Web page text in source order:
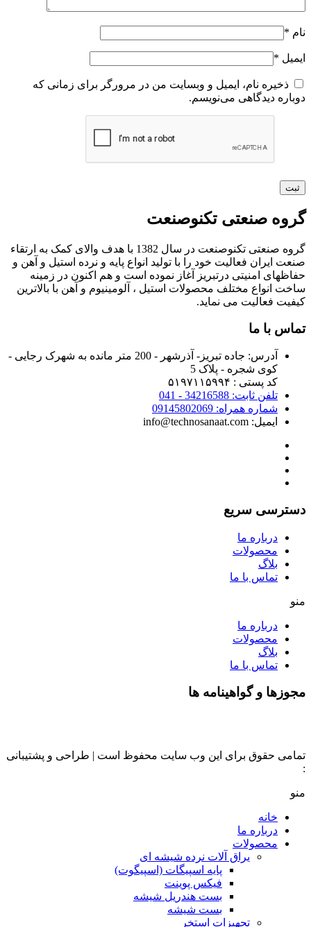
نام *
ایمیل *
ذخیره نام، ایمیل و وبسایت من در مرورگر برای زمانی که
دوباره دیدگاهی می‌نویسم.
گروه صنعتی تکنوصنعت
گروه صنعتی تکنوصنعت در سال 1382 با هدف والای کمک به ارتقاء
صنعت ایران فعالیت خود را با تولید انواع پایه و نرده استیل و آهن و
حفاظهای امنیتی درتبریز آغاز نموده است و هم اکنون در زمینه
ساخت انواع مختلف محصولات استیل ، آلومینیوم و آهن با بالاترین
کیفیت فعالیت می نماید.
تماس با ما
آدرس:
جاده تبریز- آذرشهر - 200 متر مانده به شهرک رجایی -
کوی شجره - پلاک 5
کد پستی : ۵۱۹۷۱۱۵۹۹۴
تلفن ثابت: 34216588 - 041
شماره همراه: 09145802069
ایمیل: info@technosanaat.com
دسترسی سریع
درباره ما
محصولات
بلاگ
تماس با ما
منو
درباره ما
محصولات
بلاگ
تماس با ما
مجوزها و گواهینامه ها
تمامی حقوق برای این وب سایت محفوظ است | طراحی و پشتیبانی
:
منو
خانه
درباره ما
محصولات
یراق آلات نرده شیشه ای
پایه اسپیگات (اسپیگوت)
فیکس پوینت
بست هندریل شیشه
بست شیشه
تجهیزات استخر